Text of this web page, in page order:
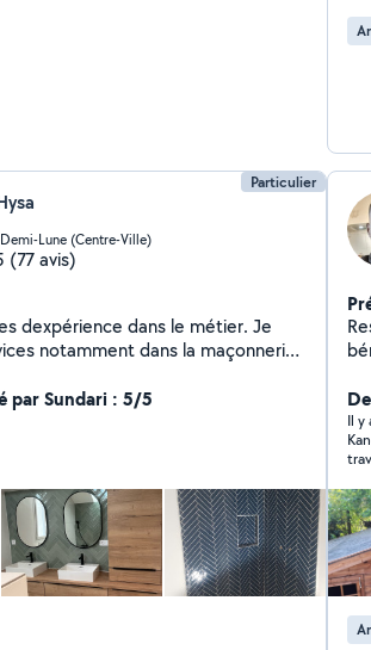
Particulier
Lune (Centre-Ville)
(77 avis)
dexpérience dans le métier. Je
notamment dans la maçonnerie,
par Sundari : 5/5
Pergola,
travaux. Je
à
Il y